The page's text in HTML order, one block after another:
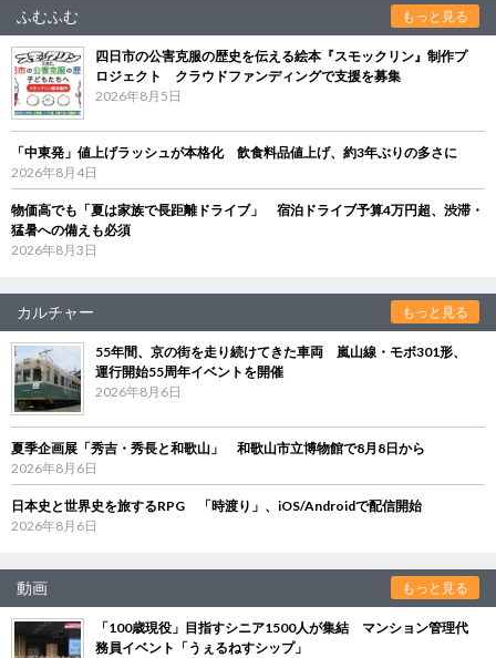
ふむふむ もっと見る
四日市の公害克服の歴史を伝える絵本『スモックリン』制作プ
ロジェクト クラウドファンディングで支援を募集
2026年8月5日
「中東発」値上げラッシュが本格化 飲食料品値上げ、約3年ぶりの多さに
2026年8月4日
物価高でも「夏は家族で長距離ドライブ」 宿泊ドライブ予算4万円超、渋滞・
猛暑への備えも必須
2026年8月3日
カルチャー もっと見る
55年間、京の街を走り続けてきた車両 嵐山線・モボ301形、
運行開始55周年イベントを開催
2026年8月6日
夏季企画展「秀吉・秀長と和歌山」 和歌山市立博物館で8月8日から
2026年8月6日
日本史と世界史を旅するRPG 「時渡り」、iOS/Androidで配信開始
2026年8月6日
動画 もっと見る
「100歳現役」目指すシニア1500人が集結 マンション管理代
務員イベント「うぇるねすシップ」